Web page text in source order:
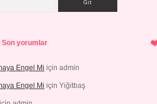
Son yorumlar
Engel Mi için admin
Engel Mi için Yiğitbaş